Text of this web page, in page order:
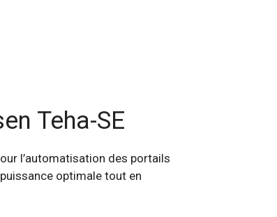
Teha-SE
l’automatisation des portails
optimale tout en